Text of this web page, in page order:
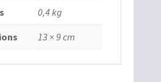
0,4 kg
13 × 9 cm